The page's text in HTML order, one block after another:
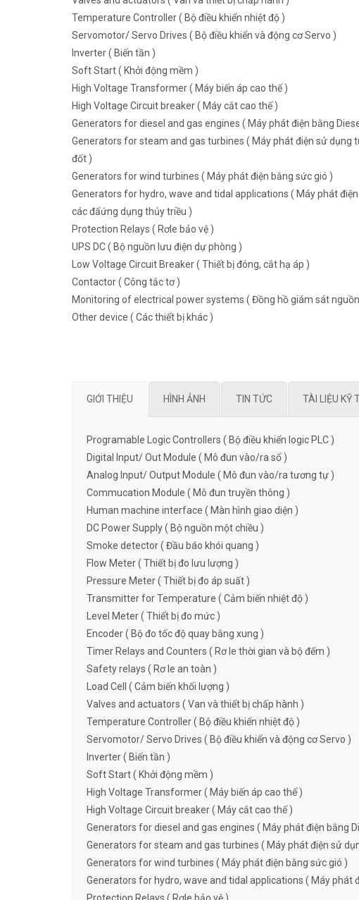
Temperature Controller ( Bộ điều khiển nhiệt độ )
Servomotor/ Servo Drives ( Bộ điều khiển và động cơ Servo )
Inverter ( Biến tần )
Soft Start ( Khởi động mềm )
High Voltage Transformer ( Máy biến áp cao thế )
High Voltage Circuit breaker ( Máy cắt cao thế )
Generators for diesel and gas engines ( Máy phát điện bằng
Generators for steam and gas turbines ( Máy phát điện sử dụng
đốt )
Generators for wind turbines ( Máy phát điện bằng sức gió )
Generators for hydro, wave and tidal applications ( Máy phát
các đấứng dụng thủy triều )
Protection Relays ( Rơle bảo vệ )
UPS DC ( Bộ nguồn lưu điện dự phòng )
Low Voltage Circuit Breaker ( Thiết bị đóng, cắt hạ áp )
Contactor ( Công tắc tơ )
Monitoring of electrical power systems ( Đồng hồ giám sát
Other device ( Các thiết bị khác )
GIỚI THIỆU HÌNH ẢNH TIN TỨC TÀI LIỆU KỸ
Programable Logic Controllers ( Bộ điều khiển logic PLC )
Digital Input/ Out Module ( Mô đun vào/ra số )
Analog Input/ Output Module ( Mô đun vào/ra tương tự )
Commucation Module ( Mô đun truyền thông )
Human machine interface ( Màn hình giao diện )
DC Power Supply ( Bộ nguồn một chiều )
Smoke detector ( Đầu báo khói quang )
Flow Meter ( Thiết bị đo lưu lượng )
Pressure Meter ( Thiết bị đo áp suất )
Transmitter for Temperature ( Cảm biến nhiệt độ )
Level Meter ( Thiết bị đo mức )
Encoder ( Bộ đo tốc độ quay bằng xung )
Timer Relays and Counters ( Rơ le thời gian và bộ đếm )
Safety relays ( Rơ le an toàn )
Load Cell ( Cảm biến khối lượng )
Valves and actuators ( Van và thiết bị chấp hành )
Temperature Controller ( Bộ điều khiển nhiệt độ )
Servomotor/ Servo Drives ( Bộ điều khiển và động cơ Servo )
Inverter ( Biến tần )
Soft Start ( Khởi động mềm )
High Voltage Transformer ( Máy biến áp cao thế )
High Voltage Circuit breaker ( Máy cắt cao thế )
Generators for diesel and gas engines ( Máy phát điện bằng
Generators for steam and gas turbines ( Máy phát điện sử
Generators for wind turbines ( Máy phát điện bằng sức gió )
Generators for hydro, wave and tidal applications ( Máy phát